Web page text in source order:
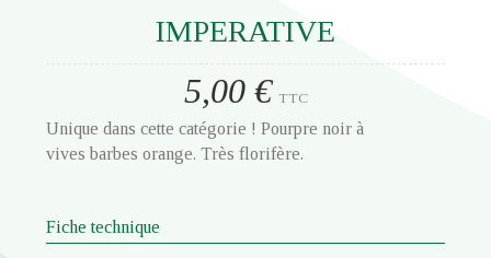
IMPERATIVE
5,00 € TTC
Unique dans cette catégorie ! Pourpre noir à
vives barbes orange. Très florifère.
Fiche technique